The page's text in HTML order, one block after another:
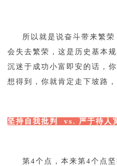
所以就是说奋斗带来繁
会失去繁荣，这是历史基本
沉迷于成功小富即安的话，
想得到，你就肯定走下坡路，
坚持自我批判 vs. 严于待人
第4个点，本来第4个点